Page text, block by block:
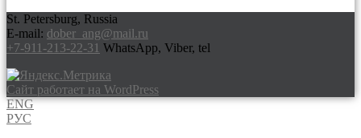
St. Petersburg, Russia
E-mail: dober_ang@mail.ru
+7-911-213-22-31 WhatsApp, Viber, tel
Сайт работает на WordPress
ENG
РУС